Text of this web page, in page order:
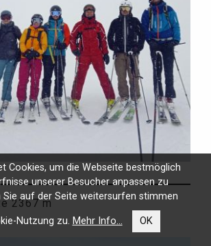
2367 m
Cookies, um die Webseite bestmöglich
unserer Besucher anpassen zu
Sie auf der Seite weitersurfen stimmen
Nutzung zu. Mehr Info... OK